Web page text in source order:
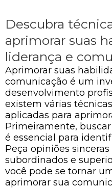
Descubra
aprimorar suas
liderança e
Aprimorar suas
comunicação é um
desenvolvimento
existem várias
aplicadas para
Primeiramente,
é essencial para
Peça opiniões
subordinados e
você pode se tornar
aprimorar sua